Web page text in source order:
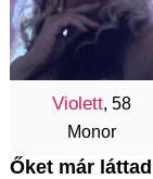
Violett, 58
Monor
Őket már